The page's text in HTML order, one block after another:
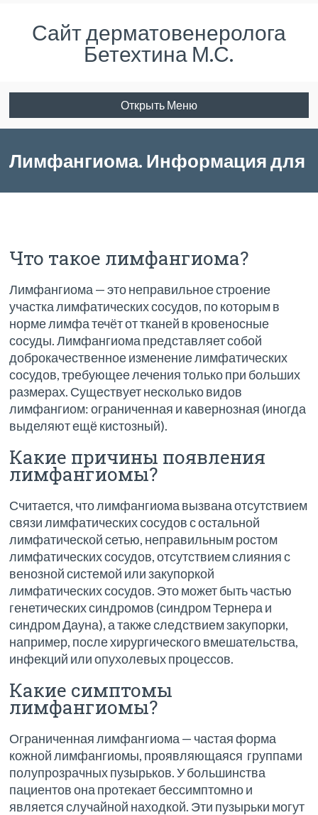
Сайт дерматовенеролога
Бетехтина М.С.
Открыть Меню
Лимфангиома. Информация для
Что такое лимфангиома?
Лимфангиома — это неправильное строение
участка лимфатических сосудов, по которым в
норме лимфа течёт от тканей в кровеносные
сосуды. Лимфангиома представляет собой
доброкачественное изменение лимфатических
сосудов, требующее лечения только при больших
размерах. Существует несколько видов
лимфангиом: ограниченная и кавернозная (иногда
выделяют ещё кистозный).
Какие причины появления
лимфангиомы?
Считается, что лимфангиома вызвана отсутствием
связи лимфатических сосудов с остальной
лимфатической сетью, неправильным ростом
лимфатических сосудов, отсутствием слияния с
венозной системой или закупоркой
лимфатических сосудов. Это может быть частью
генетических синдромов (синдром Тернера и
синдром Дауна), а также следствием закупорки,
например, после хирургического вмешательства,
инфекций или опухолевых процессов.
Какие симптомы
лимфангиомы?
Ограниченная лимфангиома — частая форма
кожной лимфангиомы, проявляющаяся группами
полупрозрачных пузырьков. У большинства
пациентов она протекает бессимптомно и
является случайной находкой. Эти пузырьки могут